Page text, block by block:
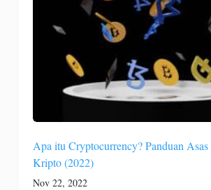
Apa itu Cryptocurrency? Panduan
Kripto (2022)
Nov 22, 2022